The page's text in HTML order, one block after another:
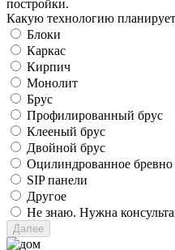
постройки.
Какую технологию
Блоки
Каркас
Кирпич
Монолит
Брус
Профилированный брус
Клееный брус
Двойной брус
Оцилиндрованное бревно
SIP панели
Другое
Не знаю. Нужна